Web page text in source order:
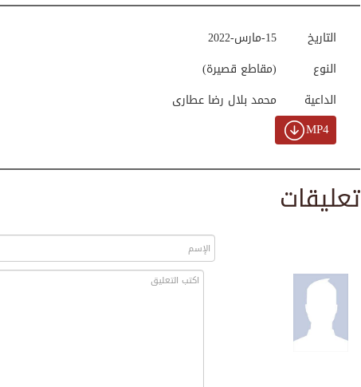
15-مارس-2022
التاريخ
(مقاطع قصيرة)
النوع
محمد بلال رضا عطاری
الداعية
MP4
تعليقات